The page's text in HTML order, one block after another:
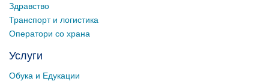
Здравство
Транспорт и логистика
Оператори со храна
Услуги
Обука и Едукации